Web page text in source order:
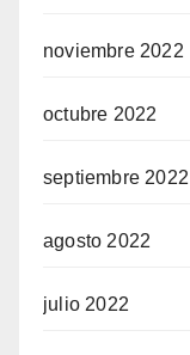
noviembre 2022
octubre 2022
septiembre 2022
agosto 2022
julio 2022